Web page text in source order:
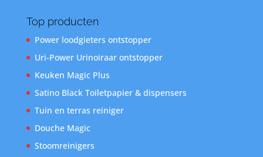
Top producten
Power loodgieters ontstopper
Uri-Power Urinoiraar ontstopper
Keuken Magic Plus
Satino Black Toiletpapier & dispensers
Tuin en terras reiniger
Douche Magic
Stoomreinigers